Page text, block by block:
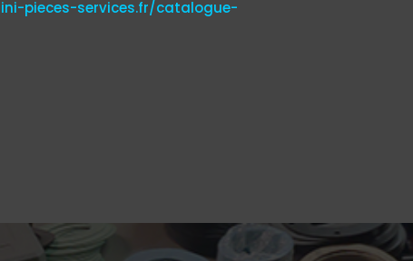
pieces-services.fr/catalogue-